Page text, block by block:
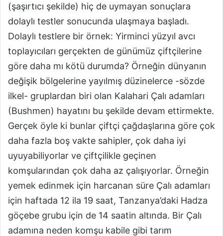
(şaşırtıcı şekilde) hiç de uymayan sonuçlara
dolaylı testler sonucunda ulaşmaya başladı.
Dolaylı testlere bir örnek: Yirminci yüzyıl avcı
toplayıcıları gerçekten de günümüz çiftçilerine
göre daha mı kötü durumda? Örneğin dünyanın
değişik bölgelerine yayılmış düzinelerce -sözde
ilkel- gruplardan biri olan Kalahari Çalı adamları
(Bushmen) hayatını bu şekilde devam ettirmekte.
Gerçek öyle ki bunlar çiftçi çağdaşlarına göre çok
daha fazla boş vakte sahipler, çok daha iyi
uyuyabiliyorlar ve çiftçilikle geçinen
komşularından çok daha az çalışıyorlar. Örneğin
yemek edinmek için harcanan süre Çalı adamları
için haftada 12 ila 19 saat, Tanzanya’daki Hadza
göçebe grubu için de 14 saatin altında. Bir Çalı
adamına neden komşu kabile gibi tarım